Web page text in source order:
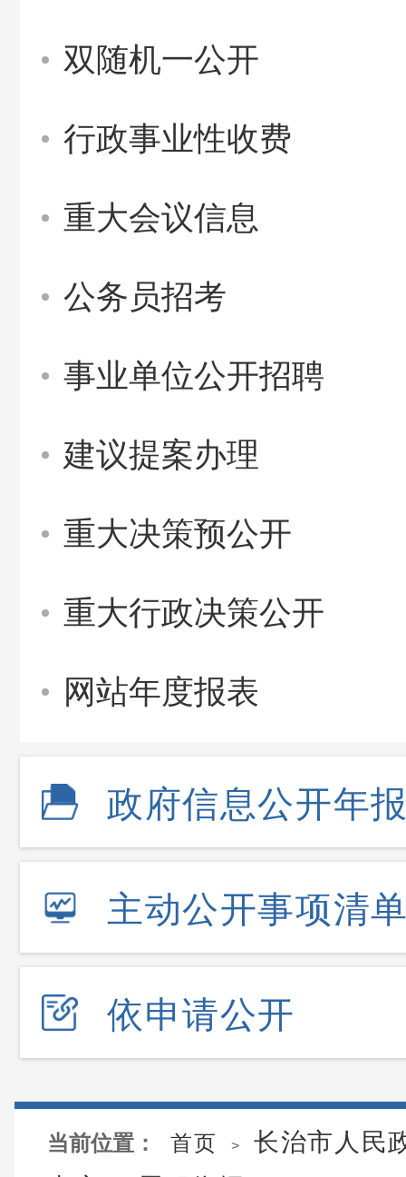
双随机一公开
行政事业性收费
重大会议信息
公务员招考
事业单位公开招聘
建议提案办理
重大决策预公开
重大行政决策公开
网站年度报表
政府信息公开年
主动公开事项清
依申请公开
当前位置： 首页 >
长治市人民